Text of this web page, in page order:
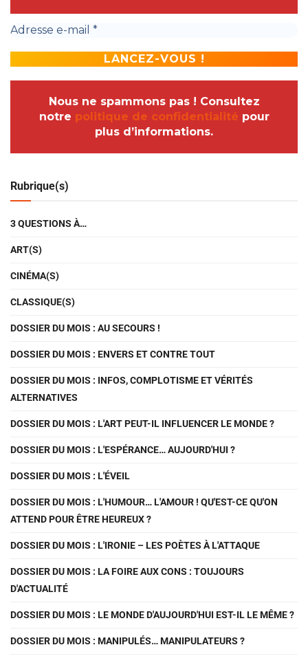
Nous ne spammons pas ! Consultez
notre politique de confidentialité pour
plus d’informations.
Rubrique(s)
3 QUESTIONS À…
ART(S)
CINÉMA(S)
CLASSIQUE(S)
DOSSIER DU MOIS : AU SECOURS !
DOSSIER DU MOIS : ENVERS ET CONTRE TOUT
DOSSIER DU MOIS : INFOS, COMPLOTISME ET VÉRITÉS
ALTERNATIVES
DOSSIER DU MOIS : L'ART PEUT-IL INFLUENCER LE MONDE ?
DOSSIER DU MOIS : L'ESPÉRANCE… AUJOURD'HUI ?
DOSSIER DU MOIS : L'ÉVEIL
DOSSIER DU MOIS : L'HUMOUR… L'AMOUR ! QU'EST-CE QU'ON
ATTEND POUR ÊTRE HEUREUX ?
DOSSIER DU MOIS : L'IRONIE – LES POÈTES À L'ATTAQUE
DOSSIER DU MOIS : LA FOIRE AUX CONS : TOUJOURS
D'ACTUALITÉ
DOSSIER DU MOIS : LE MONDE D'AUJOURD'HUI EST-IL LE MÊME ?
DOSSIER DU MOIS : MANIPULÉS… MANIPULATEURS ?